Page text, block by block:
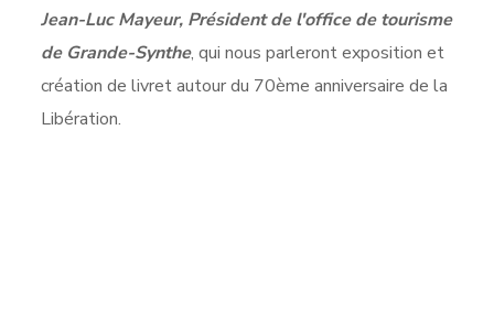
Jean-Luc Mayeur, Président de l'office de tourisme
de Grande-Synthe, qui nous parleront exposition et
création de livret autour du 70ème anniversaire de la
Libération.